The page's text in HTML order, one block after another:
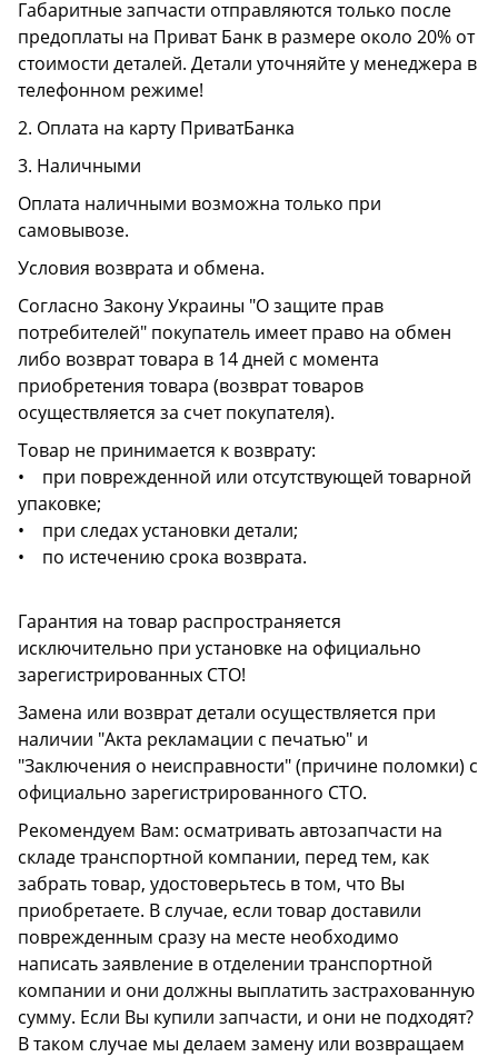
Габаритные запчасти отправляются только после
предоплаты на Приват Банк в размере около 20% от
стоимости деталей. Детали уточняйте у менеджера в
телефонном режиме!
2. Оплата на карту ПриватБанка
3. Наличными
Оплата наличными возможна только при
самовывозе.
Условия возврата и обмена.
Согласно Закону Украины "О защите прав
потребителей" покупатель имеет право на обмен
либо возврат товара в 14 дней с момента
приобретения товара (возврат товаров
осуществляется за счет покупателя).
Товар не принимается к возврату:
• при поврежденной или отсутствующей товарной
упаковке;
• при следах установки детали;
• по истечению срока возврата.
Гарантия на товар распространяется
исключительно при установке на официально
зарегистрированных СТО!
Замена или возврат детали осуществляется при
наличии "Акта рекламации с печатью" и
"Заключения о неисправности" (причине поломки) с
официально зарегистрированного СТО.
Рекомендуем Вам: осматривать автозапчасти на
складе транспортной компании, перед тем, как
забрать товар, удостоверьтесь в том, что Вы
приобретаете. В случае, если товар доставили
поврежденным сразу на месте необходимо
написать заявление в отделении транспортной
компании и они должны выплатить застрахованную
сумму. Если Вы купили запчасти, и они не подходят?
В таком случае мы делаем замену или возвращаем